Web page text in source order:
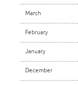
March
February
January
December